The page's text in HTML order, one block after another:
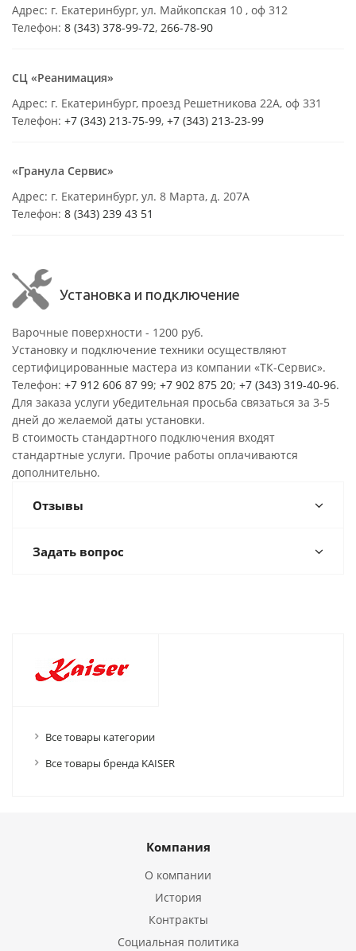
Адрес: г. Екатеринбург, ул. Майкопская 10 , оф 312
Телефон: 8 (343) 378-99-72, 266-78-90
СЦ «Реанимация»
Адрес: г. Екатеринбург, проезд Решетникова 22А, оф 331
Телефон: +7 (343) 213-75-99, +7 (343) 213-23-99
«Гранула Сервис»
Адрес: г. Екатеринбург, ул. 8 Марта, д. 207А
Телефон: 8 (343) 239 43 51
Установка и подключение
Варочные поверхности - 1200 руб.
Установку и подключение техники осуществляют
сертифицированные мастера из компании «ТК-Сервис».
Телефон: +7 912 606 87 99; +7 902 875 20; +7 (343) 319-40-96.
Для заказа услуги убедительная просьба связаться за 3-5
дней до желаемой даты установки.
В стоимость стандартного подключения входят
стандартные услуги. Прочие работы оплачиваются
дополнительно.
Отзывы
Задать вопрос
Все товары категории
Все товары бренда KAISER
Компания
О компании
История
Контракты
Социальная политика